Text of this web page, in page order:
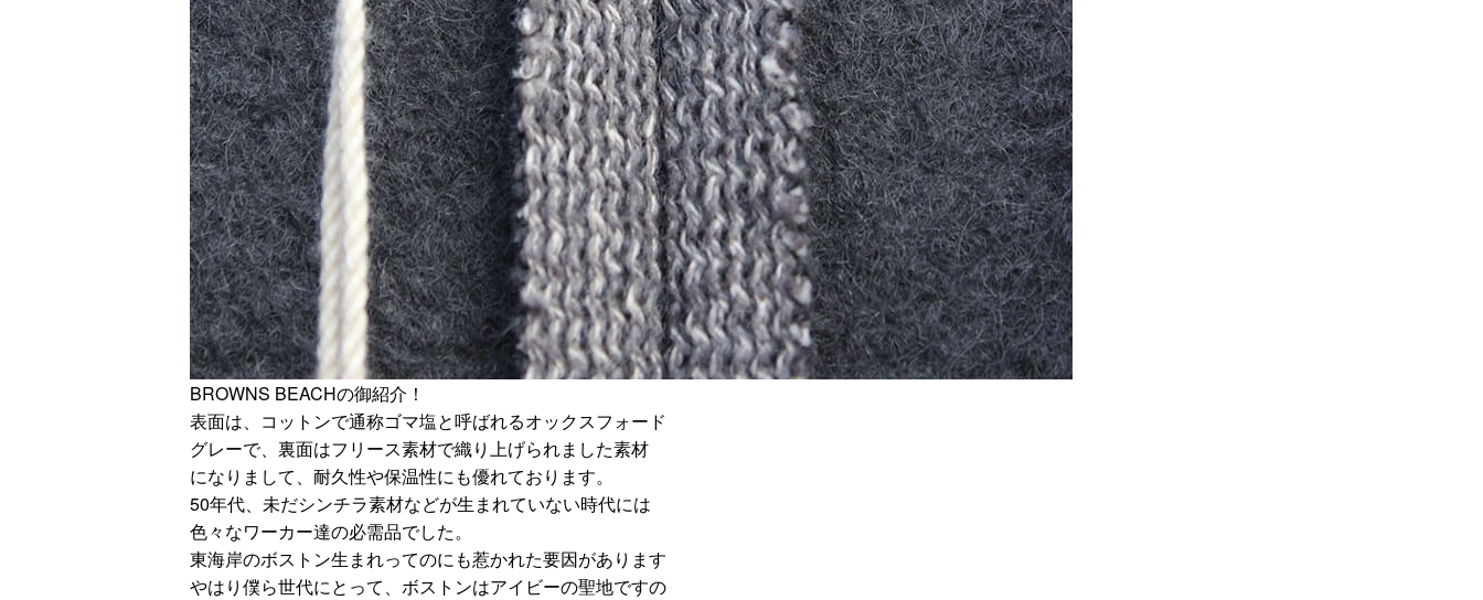
BROWNS BEACHの御紹介！
表面は、コットンで通称ゴマ塩と呼ばれるオックスフォード
グレーで、裏面はフリース素材で織り上げられました素材
になりまして、耐久性や保温性にも優れております。
50年代、未だシンチラ素材などが生まれていない時代には
色々なワーカー達の必需品でした。
東海岸のボストン生まれってのにも惹かれた要因があります
やはり僕ら世代にとって、ボストンはアイビーの聖地ですの